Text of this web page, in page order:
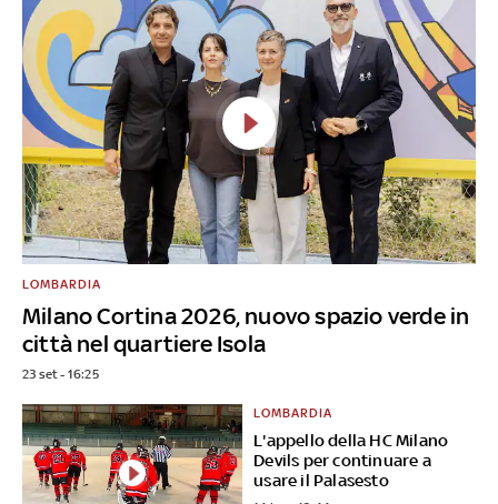
Milano Cortina 2026, nuovo spazio verde in
città nel quartiere Isola
LOMBARDIA
23 set - 16:25
L'appello della HC Milano
Devils per continuare a
usare il Palasesto
LOMBARDIA